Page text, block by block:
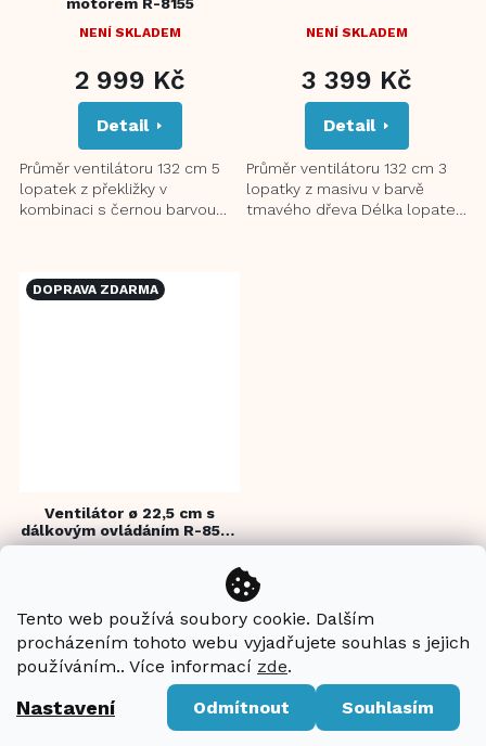
Tento web používá soubory cookie. Dalším
procházením tohoto webu vyjadřujete souhlas s jejich
používáním.. Více informací zde.
Nastavení Odmítnout Souhlasím
PRŮMĚRNÉ
PRODUKTU
5
HVĚZDIČEK.
NENÍ SKLADEM
2 999 Kč
Detail
Průměr ventilátoru 132 cm 5
lopatek z překližky v
kombinaci s černou barvou
NENÍ SKLADEM
3 399 Kč
Detail
Průměr ventilátoru 132 cm 3
lopatky z masivu v barvě
tmavého dřeva Délka lopatek
DOPRAVA ZDARMA
Ventilátor ø 22,5 cm s
dálkovým ovládáním R-8520
Air Booster
1 699 Kč
Detail
3 nastavení rychlosti
Dotykový ovládací panel